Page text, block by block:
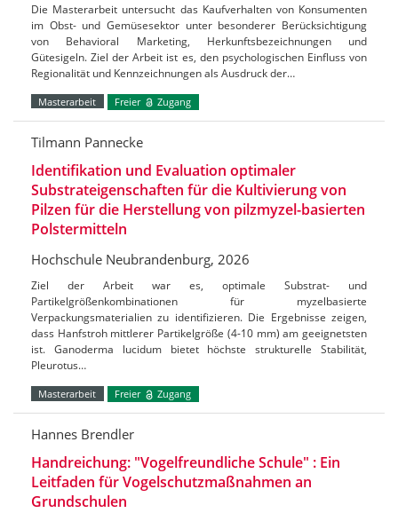
Die Masterarbeit untersucht das Kaufverhalten von Konsumenten
im Obst- und Gemüsesektor unter besonderer Berücksichtigung
von Behavioral Marketing, Herkunftsbezeichnungen und
Gütesigeln. Ziel der Arbeit ist es, den psychologischen Einfluss von
Regionalität und Kennzeichnungen als Ausdruck der…
Masterarbeit Freier Zugang
Tilmann Pannecke
Identifikation und Evaluation optimaler
Substrateigenschaften für die Kultivierung von
Pilzen für die Herstellung von pilzmyzel-basierten
Polstermitteln
Hochschule Neubrandenburg, 2026
Ziel der Arbeit war es, optimale Substrat- und
Partikelgrößenkombinationen für myzelbasierte
Verpackungsmaterialien zu identifizieren. Die Ergebnisse zeigen,
dass Hanfstroh mittlerer Partikelgröße (4-10 mm) am geeignetsten
ist. Ganoderma lucidum bietet höchste strukturelle Stabilität,
Pleurotus…
Masterarbeit Freier Zugang
Hannes Brendler
Handreichung: "Vogelfreundliche Schule" : Ein
Leitfaden für Vogelschutzmaßnahmen an
Grundschulen